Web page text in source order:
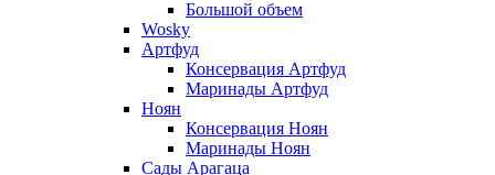
Большой объем
Wosky
Артфуд
Консервация Артфуд
Маринады Артфуд
Ноян
Консервация Ноян
Маринады Ноян
Сады Арагаца